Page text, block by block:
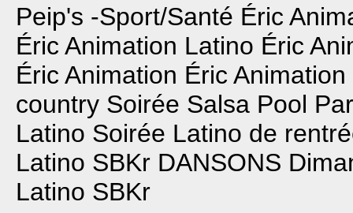
Peip's -Sport/Santé Éric
Éric Animation Latino Éric
Éric Animation Éric Animation
country Soirée Salsa Pool
Latino Soirée Latino de
Latino SBKr DANSONS
Latino SBKr